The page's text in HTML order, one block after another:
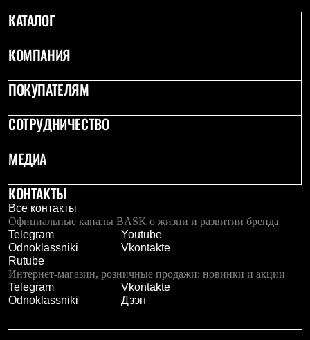
Пуховые
Комбинированные
Аксессуары для спальников
Сумки и баулы
Баулы
Кошельки
Гермомешки
Полезные аксессуары
Еда
Коврики
Обувь
Женская обувь
Сапоги
Ботинки
Мужская обувь
Ботинки
Кроссовки
Сапоги
Гамаши и бахилы
Гамаши
Тапочки и чуни
КАТАЛОГ
КОМПАНИЯ
ПОКУПАТЕЛЯМ
СОТРУДНИЧЕСТВО
МЕДИА
КОНТАКТЫ
Все контакты
Официальные каналы BASK о жизни и развитии бренда
Telegram
Youtube
Odnoklassniki
Vkontakte
Rutube
Интернет-магазин, розничные продажи: новинки и акции
Telegram
Vkontakte
Odnoklassniki
Дзэн